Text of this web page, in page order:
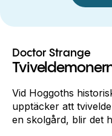
Doctor Strange
Vid Hoggoths
upptäcker att
en skolgård, blir det